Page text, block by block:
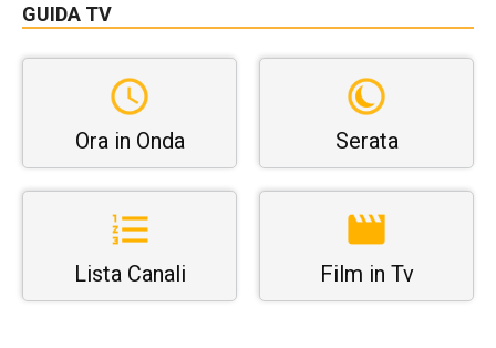
GUIDA TV
Ora in Onda Serata
Lista Canali Film in Tv